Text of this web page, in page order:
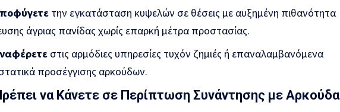
την εγκατάσταση κυψελών σε θέσεις με αυξημένη πιθανότητα
άγριας πανίδας χωρίς επαρκή μέτρα προστασίας.
στις αρμόδιες υπηρεσίες τυχόν ζημιές ή επαναλαμβανόμενα
προσέγγισης αρκούδων.
να Κάνετε σε Περίπτωση Συνάντησης με Αρκούδα